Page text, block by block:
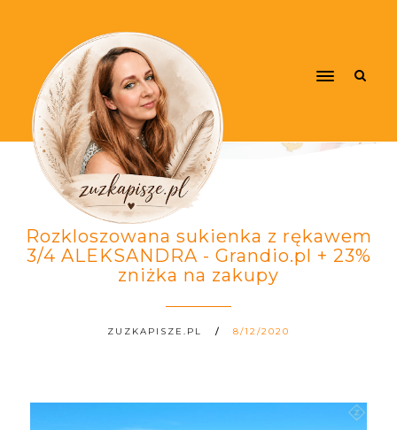
Rozkloszowana sukienka z rękawem
3/4 ALEKSANDRA - Grandio.pl + 23%
zniżka na zakupy
ZUZKAPISZE.PL 8/12/2020